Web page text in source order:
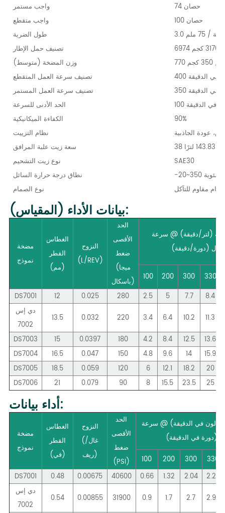
واجب مستمر
74 حصان
واجب متقطع
100 حصان
طول الضربة
بوصة / 75 ملم
تصنيف حمل الإطار
وزن المضخة (متوسط)
/ 350 كجم
تصنيف سرعة العمل المتقطع
في الدقيقة
تصنيف سرعة العمل المستمر
في الدقيقة
الحد الأدنى للسرعة
دورة في الدقيقة
الكفاءة الميكانيكية
90%
نظام التزييت
عودة الجاذبية
سعة زيت علبة المرافق
نوع زيت التشحيم
SAE30
نطاق درجة حرارة السائل
نوع الصمام
مقاوم للتآكل
بيانات الأداء (المقياس):
مضخة
نموذج
الغطاس
القطر
(مم)
النزوح
(L/REV)
الحد
الأقصى
ضغط
(ميجا
باسكال)
(لتر/دقيقة) @ سرعة
(دورة/دقيقة)
100 200 300
330
DS7001
12 0.025 280 2.5 5 7.7
8.4
دي إس
7002
13.5 0.032 220 3.4 6.4 10.2
11.3
DS7003
15 0.0397 180 4.2 8.4 12.5
13.6
DS7004
16.5 0.047 150 4.8 9.6 14
15.9
DS7005
18.5 0.059 120 6 12.1 18.2
20
DS7006
21 0.079 90 8 15.5 23.5 25
أداءبيانات:
مضخة
نموذج
الغطاس
القطر
(في)
النزوح
(غال/
ريف)
الحد
الأقصى
ضغط
(PSI)
في الدقيقة) @ سرعة
(دورة في الدقيقة)
100
200 300
330
DS7001
0.48 0.00675 40600 0.66 1.32 2.04
2.22
دي إس
7002
0.54 0.00855 31900 0.9 1.7 2.7
2.97